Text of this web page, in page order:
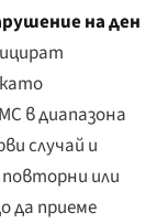
на ден
в диапазона
случай и
или
да приеме